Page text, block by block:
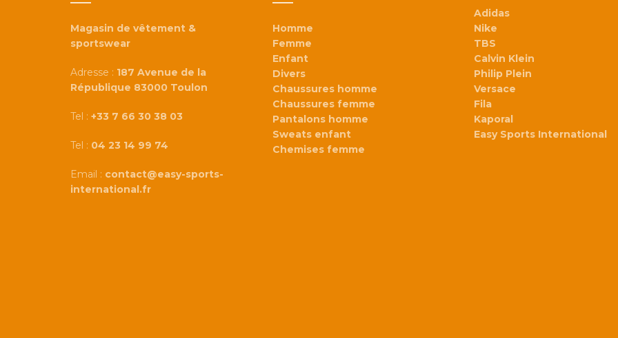
Magasin de vêtement &
sportswear
Adresse : 187 Avenue de la
République 83000 Toulon
Tel : +33 7 66 30 38 03
Tel : 04 23 14 99 74
Email : contact@easy-sports-
international.fr
Homme
Femme
Enfant
Divers
Chaussures homme
Chaussures femme
Pantalons homme
Sweats enfant
Chemises femme
Adidas
Nike
TBS
Calvin Klein
Philip Plein
Versace
Fila
Kaporal
Easy Sports International